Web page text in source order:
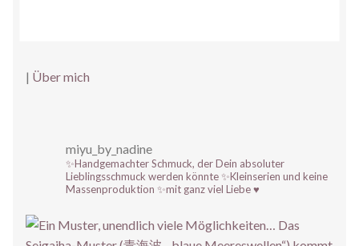
| Über mich
miyu_by_nadine
✨Handgemachter Schmuck, der Dein absoluter
Lieblingsschmuck werden könnte✨Kleinserien und keine
Massenproduktion ✨mit ganz viel Liebe ♥️